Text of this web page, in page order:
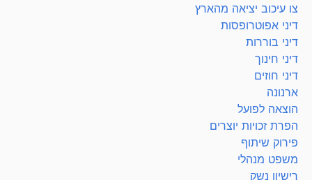
צו עיכוב יציאה מהארץ
דיני אפוטרופסות
דיני בוררות
דיני חינוך
דיני חוזים
ארנונה
הוצאה לפועל
הפרת זכויות יוצרים
פירוק שיתוף
משפט מנהלי
רישיון נשק